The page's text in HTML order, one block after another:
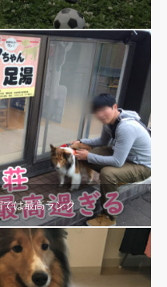
は最高ランク